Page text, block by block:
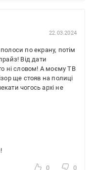
22.03.2024
по екрану, потім
Від дати
ні словом! А моєму ТВ
ще стояв на полиці
чогось архі не
0 0